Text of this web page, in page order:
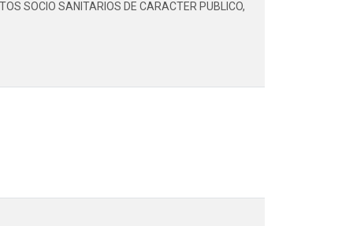
SOCIO SANITARIOS DE CARACTER PUBLICO,